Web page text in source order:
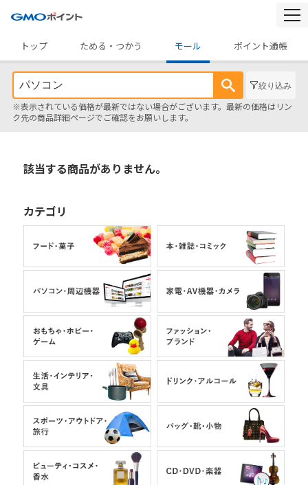
トップ
ためる・つかう モール ポイント通帳
絞り込み
※表示されている価格が最新ではない場合がございます。最新の価格はリン
ク先の商品詳細ページでご確認をお願いします。
該当する商品がありません。
カテゴリ